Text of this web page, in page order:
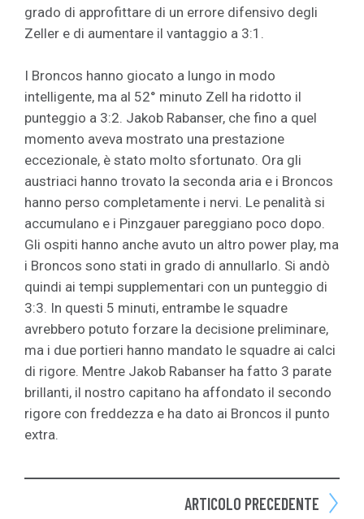
grado di approfittare di un errore difensivo degli
Zeller e di aumentare il vantaggio a 3:1.
I Broncos hanno giocato a lungo in modo
intelligente, ma al 52° minuto Zell ha ridotto il
punteggio a 3:2. Jakob Rabanser, che fino a quel
momento aveva mostrato una prestazione
eccezionale, è stato molto sfortunato. Ora gli
austriaci hanno trovato la seconda aria e i Broncos
hanno perso completamente i nervi. Le penalità si
accumulano e i Pinzgauer pareggiano poco dopo.
Gli ospiti hanno anche avuto un altro power play, ma
i Broncos sono stati in grado di annullarlo. Si andò
quindi ai tempi supplementari con un punteggio di
3:3. In questi 5 minuti, entrambe le squadre
avrebbero potuto forzare la decisione preliminare,
ma i due portieri hanno mandato le squadre ai calci
di rigore. Mentre Jakob Rabanser ha fatto 3 parate
brillanti, il nostro capitano ha affondato il secondo
rigore con freddezza e ha dato ai Broncos il punto
extra.
ARTICOLO PRECEDENTE